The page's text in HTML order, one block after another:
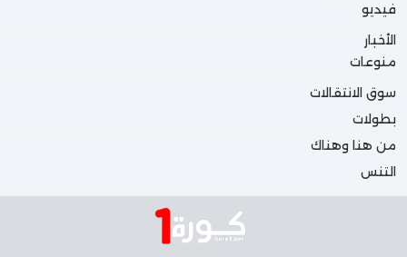
فيديو
الأخبار
منوعات
سوق الانتقالات
بطولات
من هنا وهناك
التنس